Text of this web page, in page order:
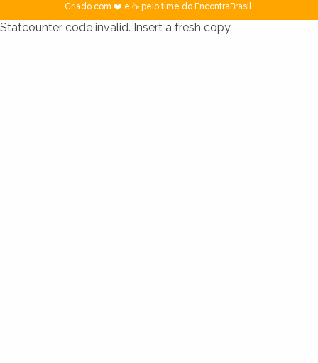
Criado com ❤️ e ☕ pelo time do EncontraBrasil
Statcounter code invalid. Insert a fresh copy.